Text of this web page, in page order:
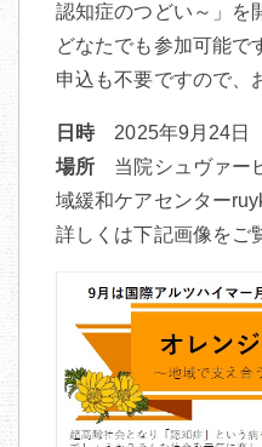
認知症のつどい～」を
どなたでも参加可能で
申込も不要ですので、
日時2025年9月24日
場所 当院シュヴァー
域緩和ケアセンター
詳しくは下記画像をご